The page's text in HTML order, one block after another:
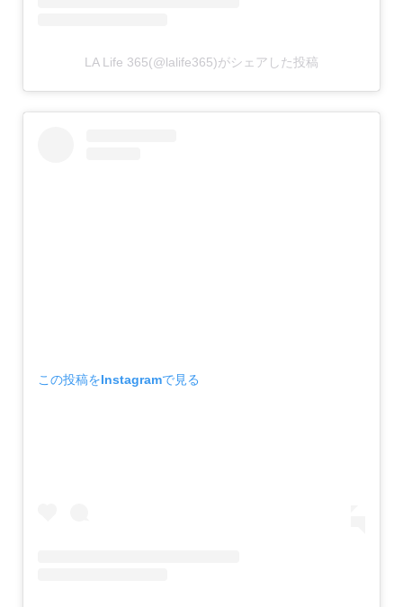
LA Life 365(@lalife365)がシェアした投稿
この投稿をInstagramで見る